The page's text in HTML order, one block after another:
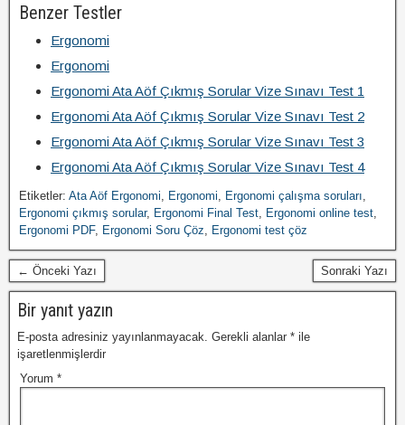
Benzer Testler
Ergonomi
Ergonomi
Ergonomi Ata Aöf Çıkmış Sorular Vize Sınavı Test 1
Ergonomi Ata Aöf Çıkmış Sorular Vize Sınavı Test 2
Ergonomi Ata Aöf Çıkmış Sorular Vize Sınavı Test 3
Ergonomi Ata Aöf Çıkmış Sorular Vize Sınavı Test 4
Etiketler: Ata Aöf Ergonomi, Ergonomi, Ergonomi çalışma soruları,
Ergonomi çıkmış sorular, Ergonomi Final Test, Ergonomi online test,
Ergonomi PDF, Ergonomi Soru Çöz, Ergonomi test çöz
← Önceki Yazı Sonraki Yazı
Bir yanıt yazın
E-posta adresiniz yayınlanmayacak. Gerekli alanlar * ile
işaretlenmişlerdir
Yorum *